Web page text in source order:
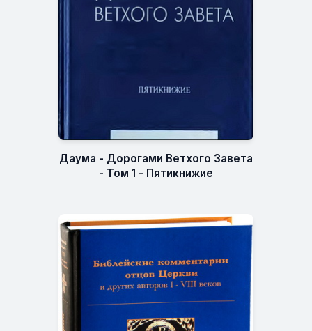
Даума - Дорогами Ветхого Завета
- Том 1 - Пятикнижие